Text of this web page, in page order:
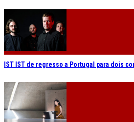
IST IST de regresso a Portugal para dois